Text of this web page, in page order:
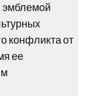
эмблемой
конфликта от
ее